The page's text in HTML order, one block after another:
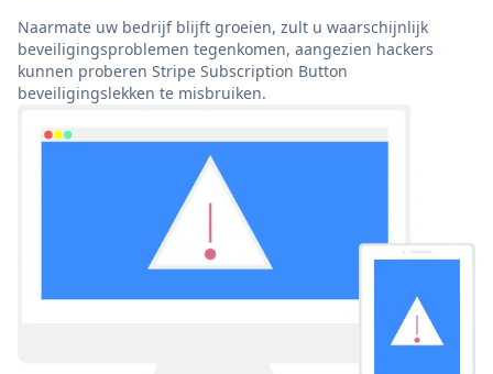
Naarmate uw bedrijf blijft groeien, zult u waarschijnlijk
beveiligingsproblemen tegenkomen, aangezien hackers
kunnen proberen Stripe Subscription Button
beveiligingslekken te misbruiken.